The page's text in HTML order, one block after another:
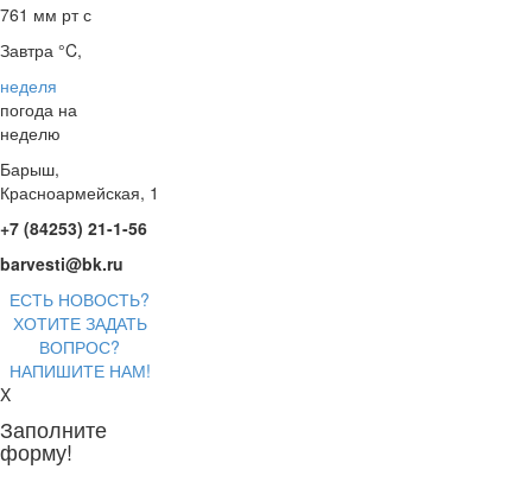
761 мм рт с
Завтра °C,
неделя
погода на
неделю
Барыш,
Красноармейская, 1
+7 (84253) 21-1-56
barvesti@bk.ru
ЕСТЬ НОВОСТЬ?
ХОТИТЕ ЗАДАТЬ
ВОПРОС?
НАПИШИТЕ НАМ!
X
Заполните
форму!